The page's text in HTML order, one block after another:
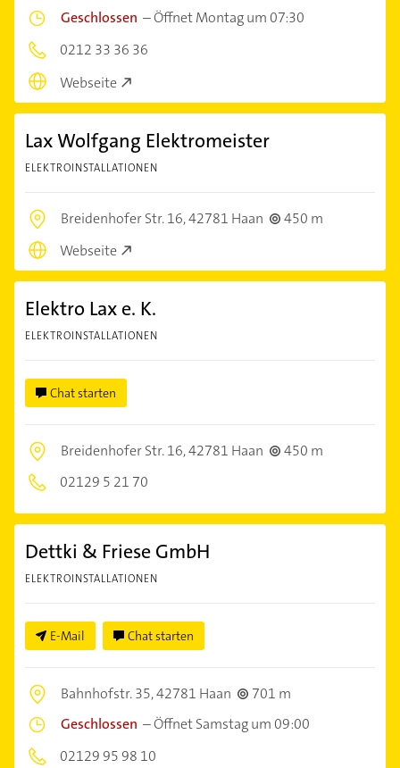
Geschlossen –Öffnet Montag um 07:30
0212 33 36 36
Webseite
Lax Wolfgang Elektromeister
ELEKTROINSTALLATIONEN
Breidenhofer Str. 16,42781 Haan
450 m
Webseite
Elektro Lax e. K.
ELEKTROINSTALLATIONEN
Chat starten
Breidenhofer Str. 16,42781 Haan
450 m
02129 5 21 70
Dettki & Friese GmbH
ELEKTROINSTALLATIONEN
E-Mail Chat starten
Bahnhofstr. 35,42781 Haan
701 m
Geschlossen –Öffnet Samstag um 09:00
02129 95 98 10